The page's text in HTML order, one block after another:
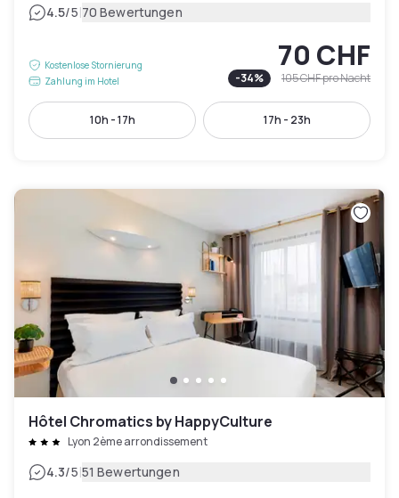
4.5/5|70 Bewertungen
Kostenlose Stornierung
Zahlung im Hotel
70 CHF
-34% 105 CHFpro Nacht
10h - 17h 17h - 23h
Hôtel Chromatics by HappyCulture
Lyon 2ème arrondissement
4.3/5|51 Bewertungen